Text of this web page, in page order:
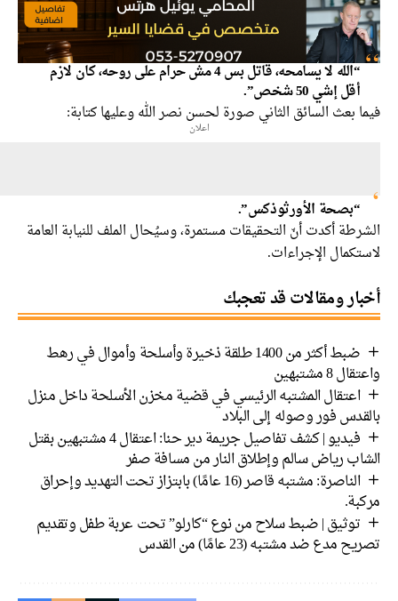
“الله لا يسامحه، قاتل بس 4 مش حرام على روحه، كان لازم
أقل إشي 50 شخص”.
بعث السائق الثاني صورة لحسن نصر الله وعليها كتابة:
“بصحة الأورثوذكس”.
أكدت أنّ التحقيقات مستمرة، وسيُحال الملف للنيابة العامة
الإجراءات.
ومقالات قد تعجبك
ضبط أكثر من 1400 طلقة ذخيرة وأسلحة وأموال في رهط
مشتبهين
اعتقال المشتبه الرئيسي في قضية مخزن الأسلحة داخل منزل
فور وصوله إلى البلاد
فيديو | كشف تفاصيل جريمة دير حنا: اعتقال 4 مشتبهين بقتل
رياض سالم وإطلاق النار من مسافة صفر
الناصرة: مشتبه قاصر (16 عامًا) بابتزاز تحت التهديد وإحراق
توثيق | ضبط سلاح من نوع “كارلو” تحت عربة طفل وتقديم
مدع ضد مشتبه (23 عامًا) من القدس